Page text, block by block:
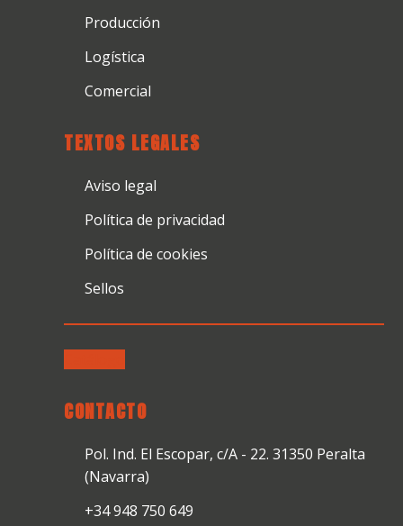
Producción
Logística
Comercial
TEXTOS LEGALES
Aviso legal
Política de privacidad
Política de cookies
Sellos
CONTACTO
Pol. Ind. El Escopar, c/A - 22. 31350 Peralta
(Navarra)
+34 948 750 649